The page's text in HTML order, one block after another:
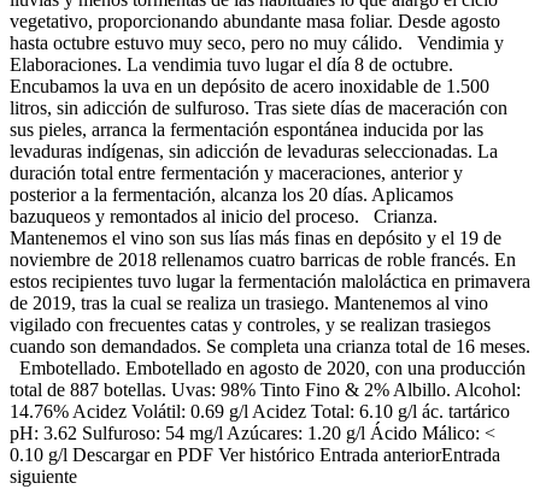
vegetativo, proporcionando abundante masa foliar. Desde agosto
hasta octubre estuvo muy seco, pero no muy cálido. Vendimia y
Elaboraciones. La vendimia tuvo lugar el día 8 de octubre.
Encubamos la uva en un depósito de acero inoxidable de 1.500
litros, sin adicción de sulfuroso. Tras siete días de maceración con
sus pieles, arranca la fermentación espontánea inducida por las
levaduras indígenas, sin adicción de levaduras seleccionadas. La
duración total entre fermentación y maceraciones, anterior y
posterior a la fermentación, alcanza los 20 días. Aplicamos
bazuqueos y remontados al inicio del proceso. Crianza.
Mantenemos el vino son sus lías más finas en depósito y el 19 de
noviembre de 2018 rellenamos cuatro barricas de roble francés. En
estos recipientes tuvo lugar la fermentación maloláctica en primavera
de 2019, tras la cual se realiza un trasiego. Mantenemos al vino
vigilado con frecuentes catas y controles, y se realizan trasiegos
cuando son demandados. Se completa una crianza total de 16 meses.
Embotellado. Embotellado en agosto de 2020, con una producción
total de 887 botellas. Uvas: 98% Tinto Fino & 2% Albillo. Alcohol:
14.76% Acidez Volátil: 0.69 g/l Acidez Total: 6.10 g/l ác. tartárico
pH: 3.62 Sulfuroso: 54 mg/l Azúcares: 1.20 g/l Ácido Málico: <
0.10 g/l Descargar en PDF Ver histórico Entrada anteriorEntrada
siguiente